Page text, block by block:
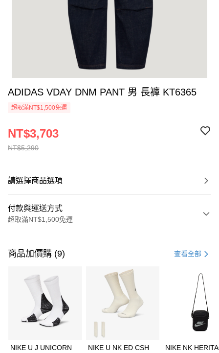
ADIDAS VDAY DNM PANT 男 長褲 KT6365
超取滿NT$1,500免運
NT$5,290
NT$3,703
請選擇商品選項
付款與運送方式
超取滿NT$1,500免運
信用卡一次付款
3 期 0 利率 每期 21家銀行
合作金庫商業銀行
第一商業銀行
華南商業銀行
彰化商業銀行
上海商業儲蓄銀行
Apple Pay
商品加價購 (9) 查看全部
NIKE U J UNICORN
NIKE U NK ED CSH
NIKE NK